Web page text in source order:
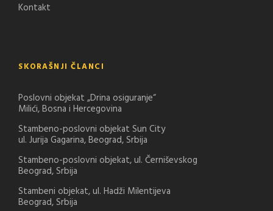
Kontakt
SKORAŠNJI ČLANCI
Poslovni objekat „Drina osiguranje“
Milići, Bosna i Hercegovina
Stambeno-poslovni objekat Sun City
ul. Jurija Gagarina, Beograd, Srbija
Stambeno-poslovni objekat, ul. Černiševskog
Beograd, Srbija
Stambeni objekat, ul. Hadži Milentijeva
Beograd, Srbija